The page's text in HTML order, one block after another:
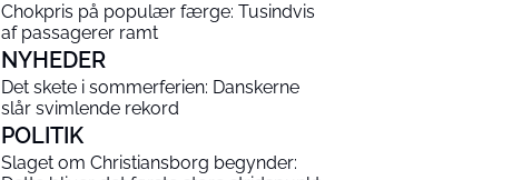
Chokpris på populær færge: Tusindvis
af passagerer ramt
NYHEDER
Det skete i sommerferien: Danskerne
slår svimlende rekord
POLITIK
Slaget om Christiansborg begynder: